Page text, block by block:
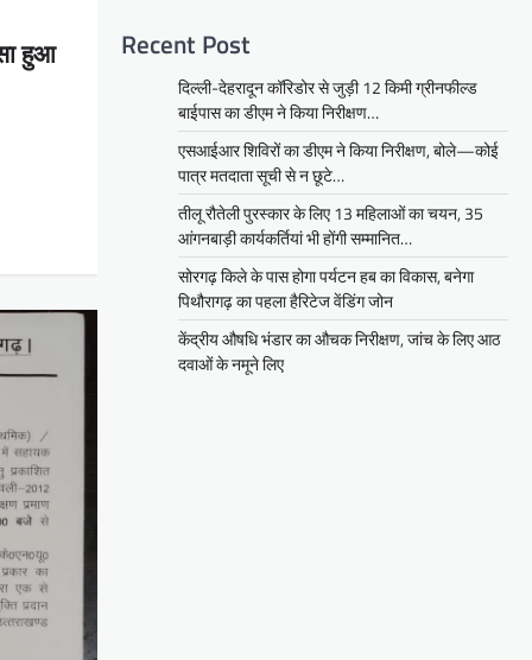
हुआ Recent Post
दिल्ली-देहरादून कॉरिडोर से जुड़ी 12 किमी ग्रीनफील्ड
बाईपास का डीएम ने किया निरीक्षण…
एसआईआर शिविरों का डीएम ने किया निरीक्षण, बोले—कोई
पात्र मतदाता सूची से न छूटे…
तीलू रौतेली पुरस्कार के लिए 13 महिलाओं का चयन, 35
आंगनबाड़ी कार्यकर्तियां भी होंगी सम्मानित…
सोरगढ़ किले के पास होगा पर्यटन हब का विकास, बनेगा
पिथौरागढ़ का पहला हैरिटेज वेंडिंग जोन
केंद्रीय औषधि भंडार का औचक निरीक्षण, जांच के लिए आठ
दवाओं के नमूने लिए